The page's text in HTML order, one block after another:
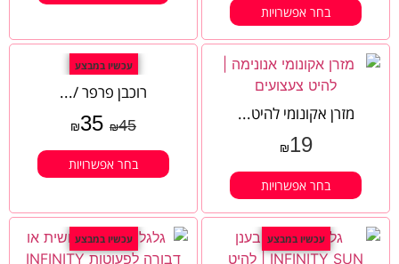
בחר אפשרויות
מזרן אקונומי להיט...
₪19
בחר אפשרויות
עכשיו במבצע
רוכבן פרפר /...
₪45
₪35
בחר אפשרויות
עכשיו במבצע עכשיו במבצע